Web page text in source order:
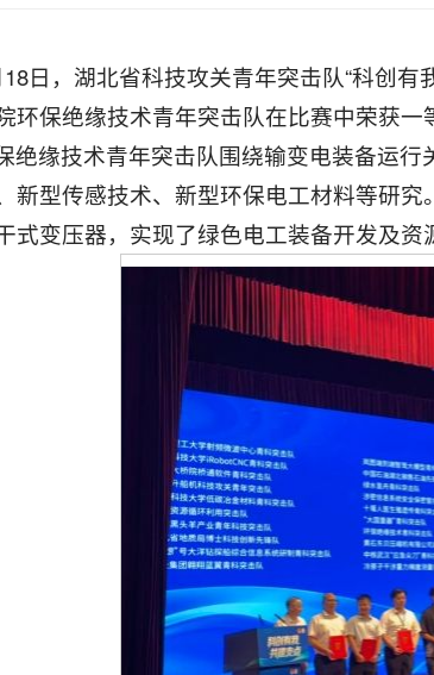
日，湖北省科技攻关青年突击队“科创
环保绝缘技术青年突击队在比赛中荣获一
绝缘技术青年突击队围绕输变电装备运
新型传感技术、新型环保电工材料等研
式变压器，实现了绿色电工装备开发及资